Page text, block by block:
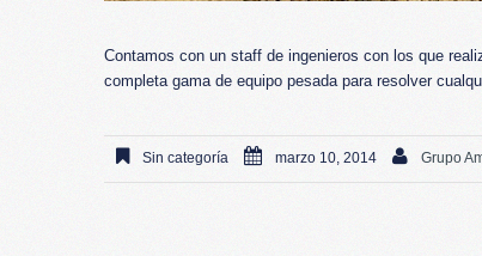
Contamos con un staff de ingenieros con los que
completa gama de equipo pesada para resolver
Sin categoría marzo 10, 2014 Grupo